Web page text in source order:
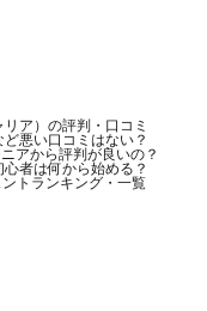
ア）の評判・口コミ
悪い口コミはない？
アから評判が良いの？
者は何から始める？
トランキング・一覧